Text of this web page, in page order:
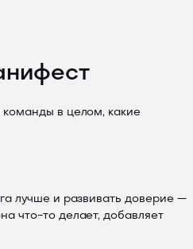
команды в целом, какие
лучше и развивать доверие —
что-то делает, добавляет